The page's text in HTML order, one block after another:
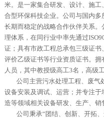
米。是一家集合研发、设计、施
合型环保科技企业。 公司与国内多
长期而稳定的战略合作伙伴关系
理体系，在同行业中率先通过
证；具有市政工程总承包三级证
评价乙级证书等行业资质证书。
人员，其中教授级高工3名，高级
公司主营污水处理工程、废气
设备安装及调试、运营；并专注
造等领域相关设备研发、生产、销
公司秉承“团结、创新、开拓